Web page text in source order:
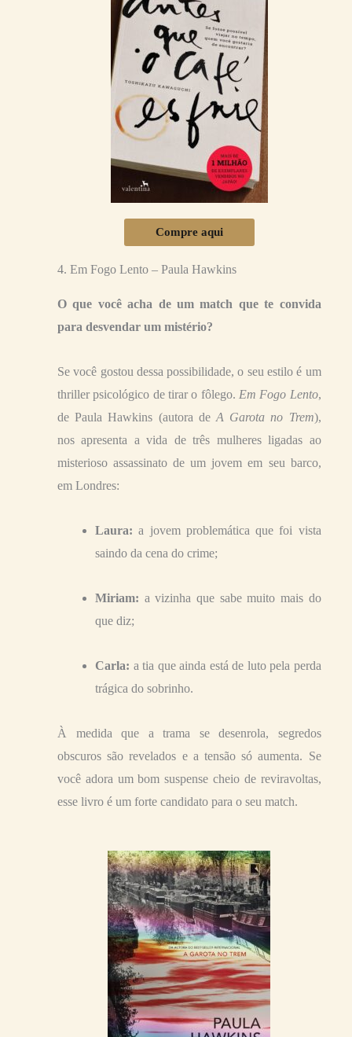
Compre aqui
4. Em Fogo Lento – Paula Hawkins
O que você acha de um match que te convida
para desvendar um mistério?
Se você gostou dessa possibilidade, o seu estilo é um
thriller psicológico de tirar o fôlego. Em Fogo Lento,
de Paula Hawkins (autora deA Garota no Trem),
nos apresenta a vida de três mulheres ligadas ao
misterioso assassinato de um jovem em seu barco,
em Londres:
Laura: a jovem problemática que foi vista
saindo da cena do crime;
Miriam: a vizinha que sabe muito mais do
que diz;
Carla: a tia que ainda está de luto pela perda
trágica do sobrinho.
À medida que a trama se desenrola, segredos
obscuros são revelados e a tensão só aumenta. Se
você adora um bom suspense cheio de reviravoltas,
esse livro é um forte candidato para o seu match.